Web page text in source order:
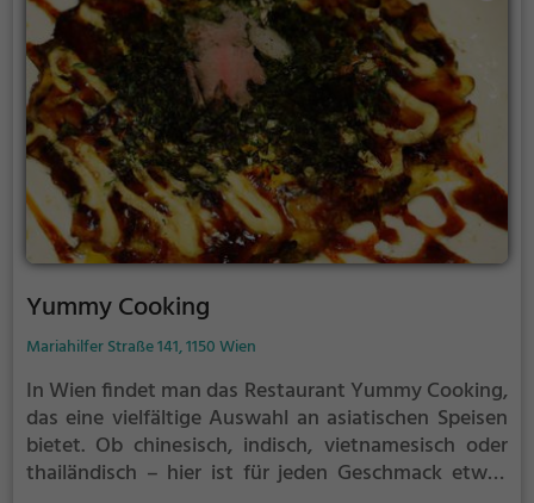
Yummy Cooking
Mariahilfer Straße 141, 1150 Wien
In Wien findet man das Restaurant Yummy Cooking,
das eine vielfältige Auswahl an asiatischen Speisen
bietet. Ob chinesisch, indisch, vietnamesisch oder
thailändisch – hier ist für jeden Geschmack etwas